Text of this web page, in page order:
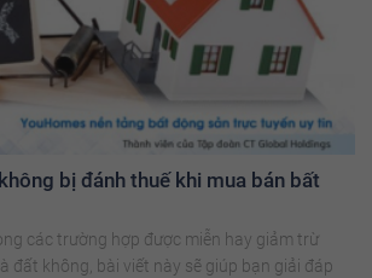
bị đánh thuế khi mua bán bất
các trường hợp được miễn hay giảm trừ
đất không, bài viết này sẽ giúp bạn giải đáp